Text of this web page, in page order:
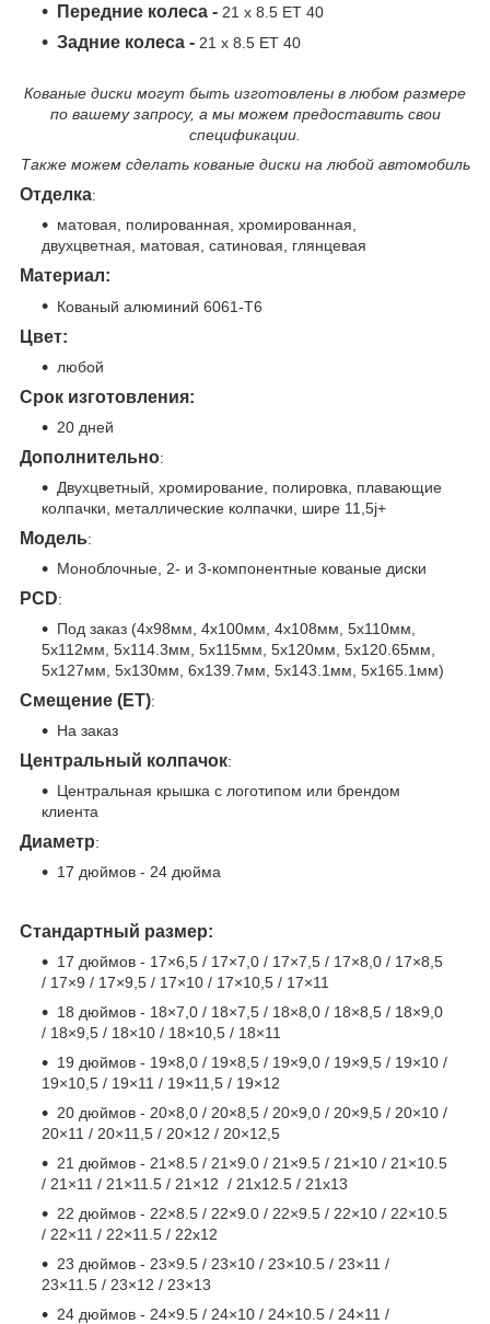
Передние колеса - 21 x 8.5 ET 40
Задние колеса - 21 x 8.5 ET 40
Кованые диски могут быть изготовлены в любом размере
по вашему запросу, а мы можем предоставить свои
спецификации.
Также можем сделать кованые диски на любой автомобиль
Отделка:
матовая, полированная, хромированная,
двухцветная, матовая, сатиновая, глянцевая
Материал:
Кованый алюминий 6061-T6
Цвет:
любой
Срок изготовления:
20 дней
Дополнительно:
Двухцветный, хромирование, полировка, плавающие
колпачки, металлические колпачки, шире 11,5j+
Модель:
Моноблочные, 2- и 3-компонентные кованые диски
PCD:
Под заказ (4x98мм, 4x100мм, 4x108мм, 5x110мм,
5x112мм, 5x114.3мм, 5x115мм, 5x120мм, 5x120.65мм,
5x127мм, 5x130мм, 6x139.7мм, 5x143.1мм, 5x165.1мм)
Смещение (ET):
На заказ
Центральный колпачок:
Центральная крышка с логотипом или брендом
клиента
Диаметр:
17 дюймов - 24 дюйма
Стандартный размер:
17 дюймов - 17×6,5 / 17×7,0 / 17×7,5 / 17×8,0 / 17×8,5
/ 17×9 / 17×9,5 / 17×10 / 17×10,5 / 17×11
18 дюймов - 18×7,0 / 18×7,5 / 18×8,0 / 18×8,5 / 18×9,0
/ 18×9,5 / 18×10 / 18×10,5 / 18×11
19 дюймов - 19×8,0 / 19×8,5 / 19×9,0 / 19×9,5 / 19×10 /
19×10,5 / 19×11 / 19×11,5 / 19×12
20 дюймов - 20×8,0 / 20×8,5 / 20×9,0 / 20×9,5 / 20×10 /
20×11 / 20×11,5 / 20×12 / 20×12,5
21 дюймов - 21×8.5 / 21×9.0 / 21×9.5 / 21×10 / 21×10.5
/ 21×11 / 21×11.5 / 21×12 / 21x12.5 / 21x13
22 дюймов - 22×8.5 / 22×9.0 / 22×9.5 / 22×10 / 22×10.5
/ 22×11 / 22×11.5 / 22x12
23 дюймов - 23×9.5 / 23×10 / 23×10.5 / 23×11 /
23×11.5 / 23×12 / 23×13
24 дюймов - 24×9.5 / 24×10 / 24×10.5 / 24×11 /